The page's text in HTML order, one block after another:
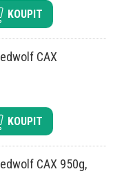
KOUPIT
CAX
KOUPIT
CAX 950g,